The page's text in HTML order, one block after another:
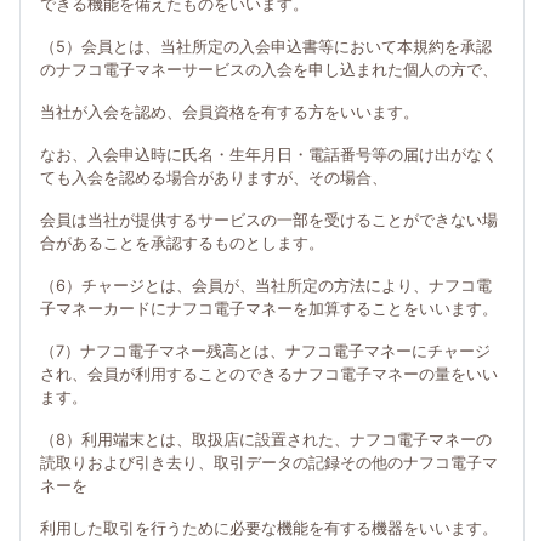
できる機能を備えたものをいいます。
（5）会員とは、当社所定の入会申込書等において本規約を承認
のナフコ電子マネーサービスの入会を申し込まれた個人の方で、
当社が入会を認め、会員資格を有する方をいいます。
なお、入会申込時に氏名・生年月日・電話番号等の届け出がなく
ても入会を認める場合がありますが、その場合、
会員は当社が提供するサービスの一部を受けることができない場
合があることを承認するものとします。
（6）チャージとは、会員が、当社所定の方法により、ナフコ電
子マネーカードにナフコ電子マネーを加算することをいいます。
（7）ナフコ電子マネー残高とは、ナフコ電子マネーにチャージ
され、会員が利用することのできるナフコ電子マネーの量をいい
ます。
（8）利用端末とは、取扱店に設置された、ナフコ電子マネーの
読取りおよび引き去り、取引データの記録その他のナフコ電子マ
ネーを
利用した取引を行うために必要な機能を有する機器をいいます。